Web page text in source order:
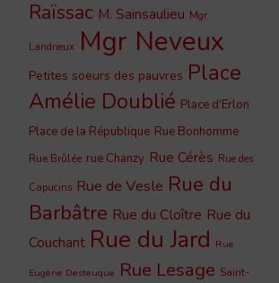
Raïssac M. Sainsaulieu Mgr
Landrieux Mgr Neveux
Petites soeurs des pauvres Place
Amélie Doublié Place d'Erlon
Place de la République Rue Bonhomme
Rue Brûlée rue Chanzy Rue Cérès Rue des
Capucins Rue de Vesle Rue du
Barbâtre Rue du Cloître Rue du
Couchant Rue du Jard Rue
Eugène Desteuque Rue Lesage Saint-